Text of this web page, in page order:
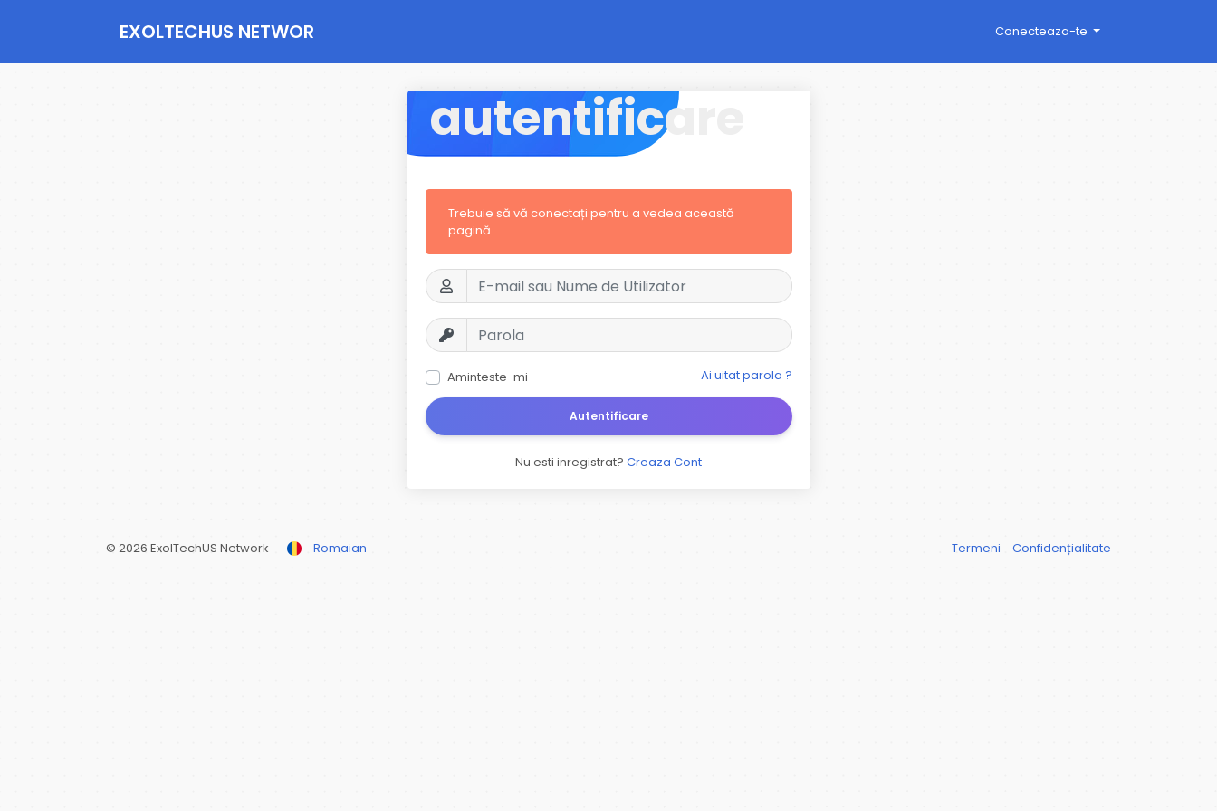
EXOLTECHUS NETWOR Conecteaza-te
autentificare
Trebuie să vă conectați pentru a vedea această
pagină
Aminteste-mi Ai uitat parola ?
Autentificare
Nu esti inregistrat? Creaza Cont
© 2026 ExolTechUS Network Romaian Termeni Confidențialitate